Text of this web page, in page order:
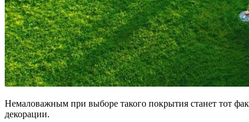
Немаловажным при выборе такого покрытия станет тот
декорации.